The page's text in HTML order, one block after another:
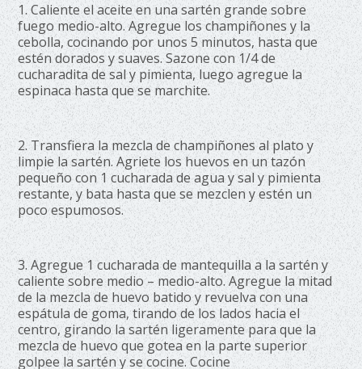
1. Caliente el aceite en una sartén grande sobre
fuego medio-alto. Agregue los champiñones y la
cebolla, cocinando por unos 5 minutos, hasta que
estén dorados y suaves. Sazone con 1/4 de
cucharadita de sal y pimienta, luego agregue la
espinaca hasta que se marchite.
2. Transfiera la mezcla de champiñones al plato y
limpie la sartén. Agriete los huevos en un tazón
pequeño con 1 cucharada de agua y sal y pimienta
restante, y bata hasta que se mezclen y estén un
poco espumosos.
3. Agregue 1 cucharada de mantequilla a la sartén y
caliente sobre medio – medio-alto. Agregue la mitad
de la mezcla de huevo batido y revuelva con una
espátula de goma, tirando de los lados hacia el
centro, girando la sartén ligeramente para que la
mezcla de huevo que gotea en la parte superior
golpee la sartén y se cocine. Cocine